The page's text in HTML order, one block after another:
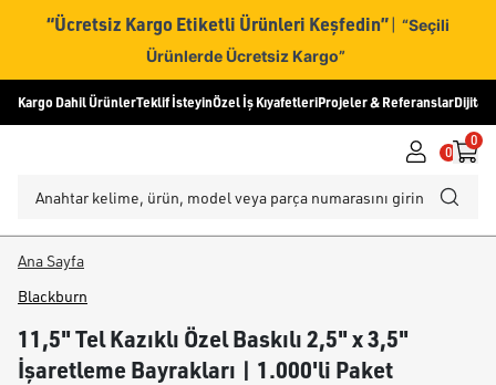
“Ücretsiz Kargo Etiketli Ürünleri Keşfedin” | “Seçili
Ürünlerde Ücretsiz Kargo”
Kargo Dahil ÜrünlerTeklif İsteyinÖzel İş KıyafetleriProjeler & ReferanslarDijital
0
0
Ana Sayfa
Blackburn
11,5" Tel Kazıklı Özel Baskılı 2,5" x 3,5"
İşaretleme Bayrakları | 1.000'li Paket